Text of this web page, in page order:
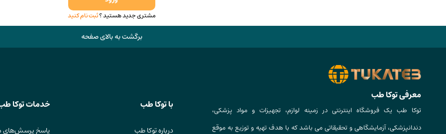
مشتری جدید هستید ؟ثبت نام کنید
برگشت به بالای صفحه
معرفی توکا طب
توکا طب یک فروشگاه اینترنتی در زمینه لوازم، تجهیزات و مواد پزشکی،
دندانپزشکی، آزمایشگاهی و تحقیقاتی می باشد که با هدف تهیه و توزیع به موقع
با توکا طب
درباره توکا طب
خدمات توکا
پاسخ پرسش‌های